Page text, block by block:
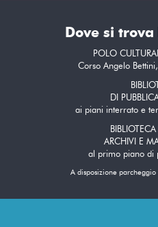
Dove si
POLO
Corso Angelo
DI
ai piani interrato e
ARCHIVI E
al primo piano di
A disposizione